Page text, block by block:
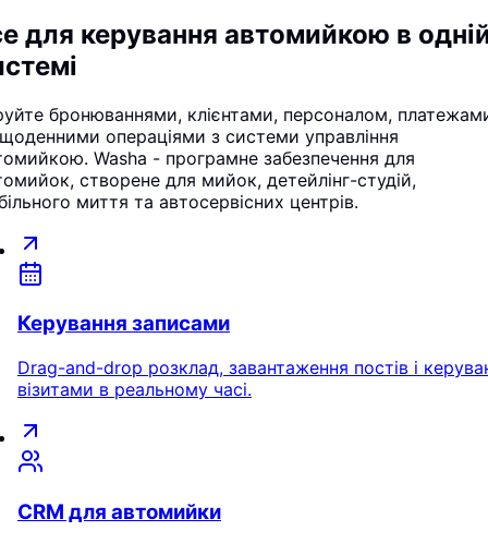
для керування автомийкою в
бронюваннями, клієнтами, персоналом,
операціями з системи управління
Washa - програмне забезпечення для
створене для мийок, детейлінг-студій,
миття та автосервісних центрів.
Керування записами
Drag-and-drop розклад, завантаження постів і
візитами в реальному часі.
CRM для автомийки